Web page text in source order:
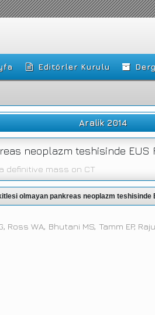
Editörler Kurulu
Aralik 2014
neoplazm teshisinde EUS
definitive mass on CT
olmayan pankreas neoplazm teshisinde
Ross WA, Bhutani MS, Tamm EP,